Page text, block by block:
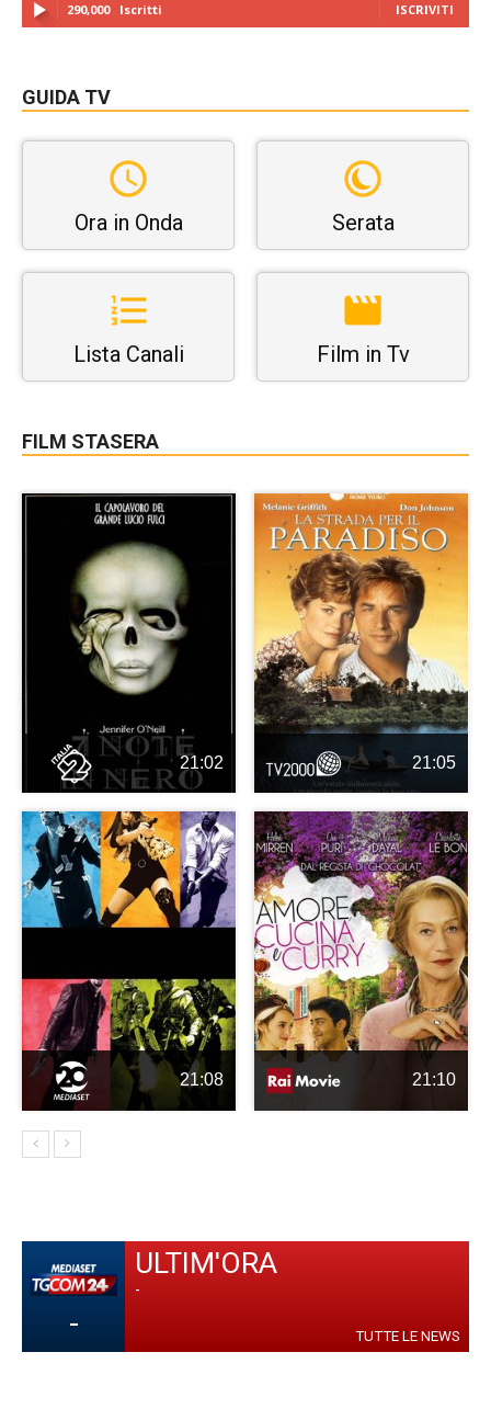
290,000 Iscritti ISCRIVITI
GUIDA TV
Ora in Onda Serata
Lista Canali Film in Tv
FILM STASERA
21:02 21:05
21:08 21:10
-
ULTIM'ORA
-
TUTTE LE NEWS